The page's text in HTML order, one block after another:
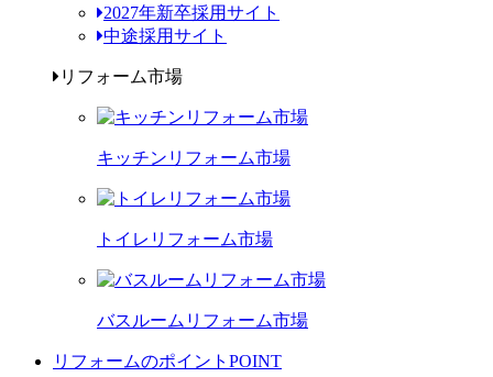
2027年新卒採用サイト
中途採用サイト
リフォーム市場
キッチンリフォーム市場
トイレリフォーム市場
バスルームリフォーム市場
リフォームのポイント POINT